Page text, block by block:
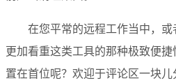
在您平常的远程工作当中，
更加看重这类工具的那种极致便
置在首位呢？欢迎于评论区一块